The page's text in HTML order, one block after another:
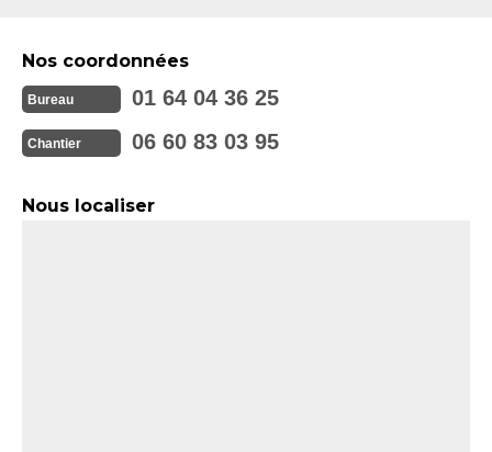
Nos coordonnées
Bureau 01 64 04 36 25
Chantier 06 60 83 03 95
Nous localiser